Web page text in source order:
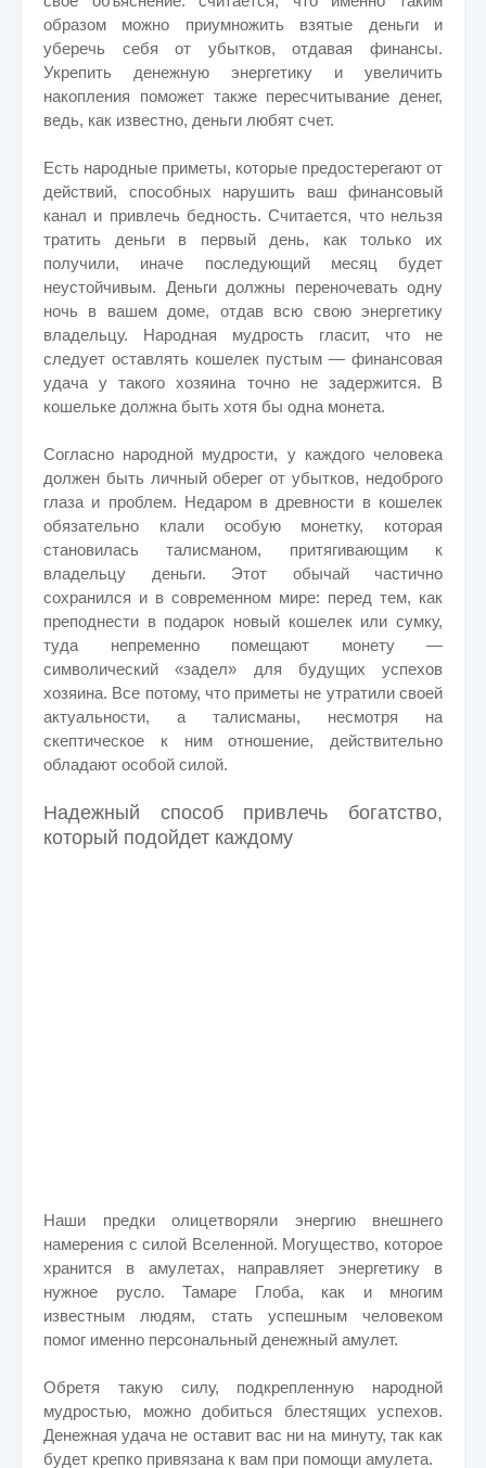
образом можно приумножить взятые деньги и
уберечь себя от убытков, отдавая финансы.
Укрепить денежную энергетику и увеличить
накопления поможет также пересчитывание денег,
ведь, как известно, деньги любят счет.
Есть народные приметы, которые предостерегают от
действий, способных нарушить ваш финансовый
канал и привлечь бедность. Считается, что нельзя
тратить деньги в первый день, как только их
получили, иначе последующий месяц будет
неустойчивым. Деньги должны переночевать одну
ночь в вашем доме, отдав всю свою энергетику
владельцу. Народная мудрость гласит, что не
следует оставлять кошелек пустым — финансовая
удача у такого хозяина точно не задержится. В
кошельке должна быть хотя бы одна монета.
Согласно народной мудрости, у каждого человека
должен быть личный оберег от убытков, недоброго
глаза и проблем. Недаром в древности в кошелек
обязательно клали особую монетку, которая
становилась талисманом, притягивающим к
владельцу деньги. Этот обычай частично
сохранился и в современном мире: перед тем, как
преподнести в подарок новый кошелек или сумку,
туда непременно помещают монету —
символический «задел» для будущих успехов
хозяина. Все потому, что приметы не утратили своей
актуальности, а талисманы, несмотря на
скептическое к ним отношение, действительно
обладают особой силой.
Надежный способ привлечь богатство,
который подойдет каждому
Наши предки олицетворяли энергию внешнего
намерения с силой Вселенной. Могущество, которое
хранится в амулетах, направляет энергетику в
нужное русло. Тамаре Глоба, как и многим
известным людям, стать успешным человеком
помог именно персональный денежный амулет.
Обретя такую силу, подкрепленную народной
мудростью, можно добиться блестящих успехов.
Денежная удача не оставит вас ни на минуту, так как
будет крепко привязана к вам при помощи амулета.